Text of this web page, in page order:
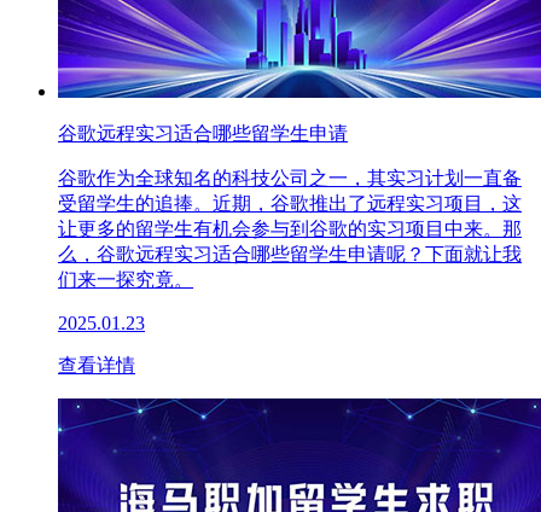
谷歌远程实习适合哪些留学生申请
谷歌作为全球知名的科技公司之一，其实习计划一直备
受留学生的追捧。近期，谷歌推出了远程实习项目，这
让更多的留学生有机会参与到谷歌的实习项目中来。那
么，谷歌远程实习适合哪些留学生申请呢？下面就让我
们来一探究竟。
2025.01.23
查看详情